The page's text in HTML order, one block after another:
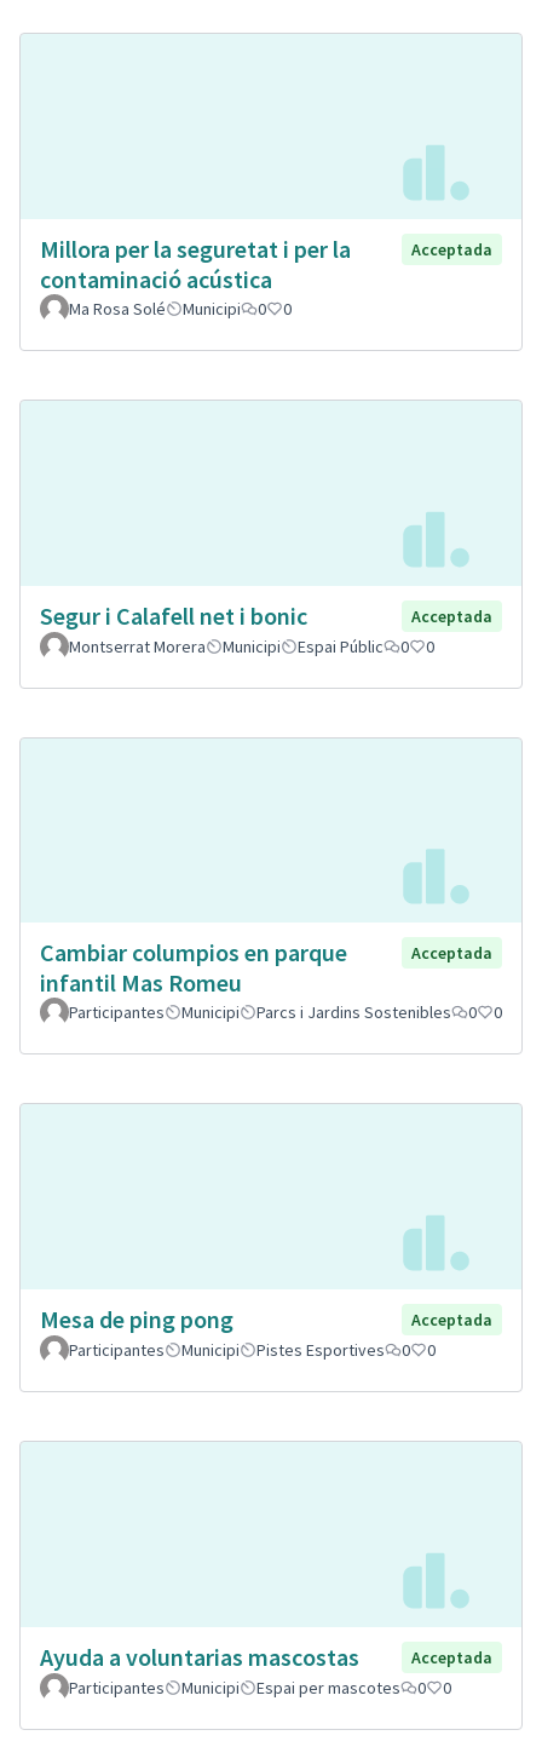
Millora per la seguretat i per la
contaminació acústica
Acceptada
Ma Rosa Solé Municipi 0 0
Segur i Calafell net i bonic
Acceptada
Montserrat Morera
Municipi Espai Públic 0 0
Cambiar columpios en parque
infantil Mas Romeu
Acceptada
Participantes Municipi Parcs i Jardins Sostenibles 0 0
Mesa de ping pong
Acceptada
Participantes
Municipi Pistes Esportives 0 0
Ayuda a voluntarias mascostas
Acceptada
Participantes
Municipi Espai per mascotes 0 0